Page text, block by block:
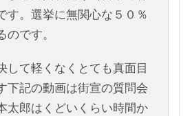
す。選挙に無関心な５０％
です。
て軽くなくとても真面目
下記の動画は街宣の質問会
太郎はくどいくらい時間か